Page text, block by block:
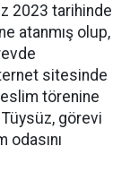
2023 tarihinde
atanmış olup,
sitesinde
törenine
görevi
odasını